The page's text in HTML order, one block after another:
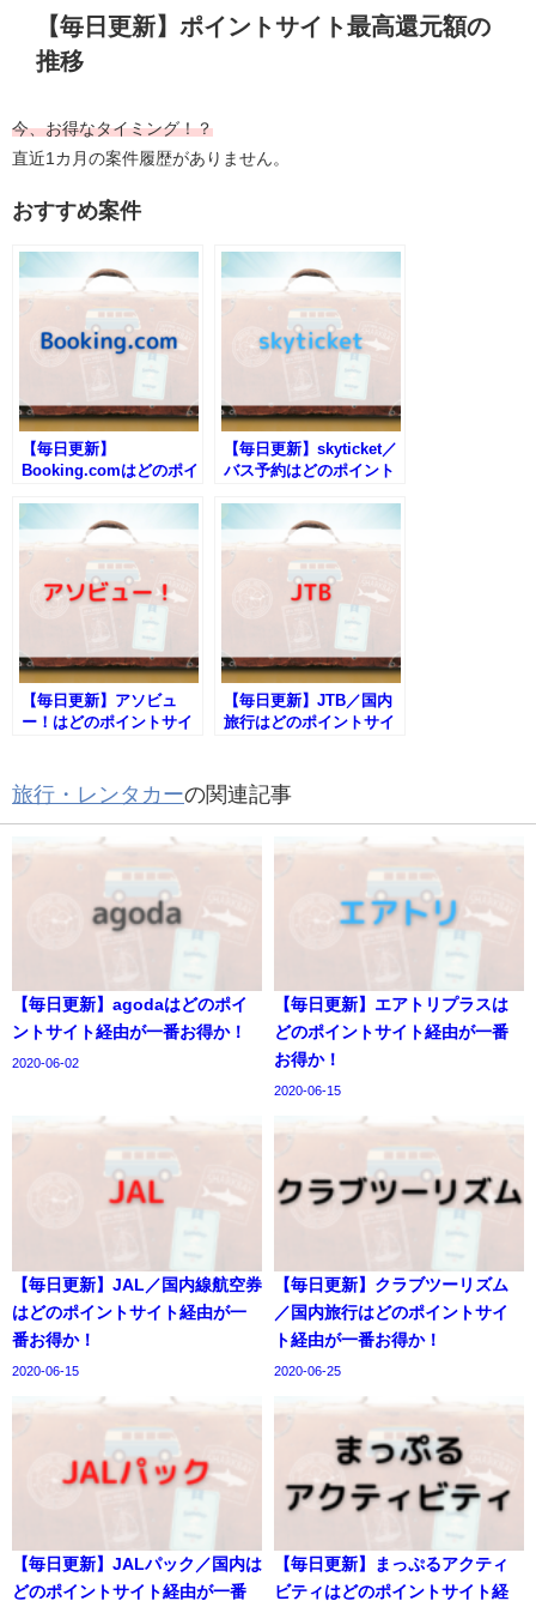
【毎日更新】ポイントサイト最高還元額の
推移
今、お得なタイミング！？
直近1カ月の案件履歴がありません。
おすすめ案件
【毎日更新】
Booking.comはどのポイ
【毎日更新】skyticket／
バス予約はどのポイント
【毎日更新】アソビュ
ー！はどのポイントサイ
【毎日更新】JTB／国内
旅行はどのポイントサイ
旅行・レンタカーの関連記事
【毎日更新】agodaはどのポイ
ントサイト経由が一番お得か！
2020-06-02
【毎日更新】エアトリプラスは
どのポイントサイト経由が一番
お得か！
2020-06-15
【毎日更新】JAL／国内線航空券
はどのポイントサイト経由が一
番お得か！
2020-06-15
【毎日更新】クラブツーリズム
／国内旅行はどのポイントサイ
ト経由が一番お得か！
2020-06-25
【毎日更新】JALパック／国内は
どのポイントサイト経由が一番
【毎日更新】まっぷるアクティ
ビティはどのポイントサイト経